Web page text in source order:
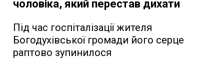
чоловіка, який перестав дихати
Під час госпіталізації жителя
Богодухівської громади його серце
раптово зупинилося